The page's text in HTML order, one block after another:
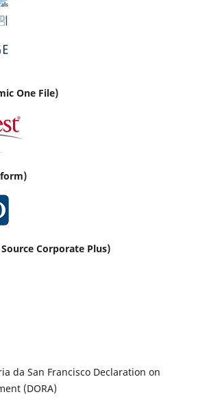
One File)
Source Corporate Plus)
da San Francisco Declaration on
(DORA)